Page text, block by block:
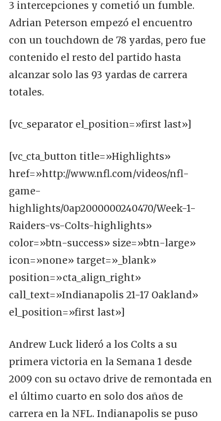
3 intercepciones y cometió un fumble.
Adrian Peterson empezó el encuentro
con un touchdown de 78 yardas, pero fue
contenido el resto del partido hasta
alcanzar solo las 93 yardas de carrera
totales.
[vc_separator el_position=»first last»]
[vc_cta_button title=»Highlights»
href=»http://www.nfl.com/videos/nfl-
game-
highlights/0ap2000000240470/Week-1-
Raiders-vs-Colts-highlights»
color=»btn-success» size=»btn-large»
icon=»none» target=»_blank»
position=»cta_align_right»
call_text=»Indianapolis 21-17 Oakland»
el_position=»first last»]
Andrew Luck lideró a los Colts a su
primera victoria en la Semana 1 desde
2009 con su octavo drive de remontada en
el último cuarto en solo dos años de
carrera en la NFL. Indianapolis se puso